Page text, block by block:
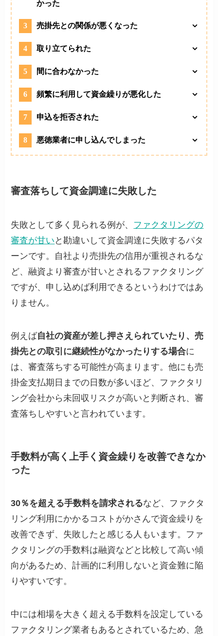
かった
3 売掛先との関係が悪くなった
4 取り立てられた
5 間に合わなかった
6 頻繁に利用して資金繰りが悪化した
7 申込を拒否された
8 悪徳業者に申し込んでしまった
審査落ちして資金調達に失敗した
失敗として多く見られる例が、 ファクタリングの
審査が甘い と勘違いして資金調達に失敗するパタ
ーンです。自社より売掛先の信用が重視されるな
ど、融資より審査が甘いとされるファクタリング
ですが、申し込めば利用できるというわけではあ
りません。
例えば自社の資産が差し押さえられていたり、売
掛先との取引に継続性がなかったりする場合に
は、審査落ちする可能性が高まります。他にも売
掛金支払期日までの日数が多いほど、ファクタリ
ング会社から未回収リスクが高いと判断され、審
査落ちしやすいと言われています。
手数料が高く上手く資金繰りを改善できなか
った
30％を超える手数料を請求されるなど、ファクタ
リング利用にかかるコストがかさんで資金繰りを
改善できず、失敗したと感じる人もいます。ファ
クタリングの手数料は融資などと比較して高い傾
向があるため、計画的に利用しないと資金難に陥
りやすいです。
中には相場を大きく超える手数料を設定している
ファクタリング業者もあるとされているため、急